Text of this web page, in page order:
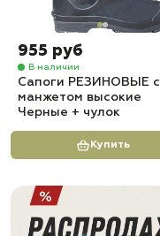
955 руб
В наличии
Сапоги РЕЗИНОВЫЕ с
манжетом высокие
Черные + чулок
Купить